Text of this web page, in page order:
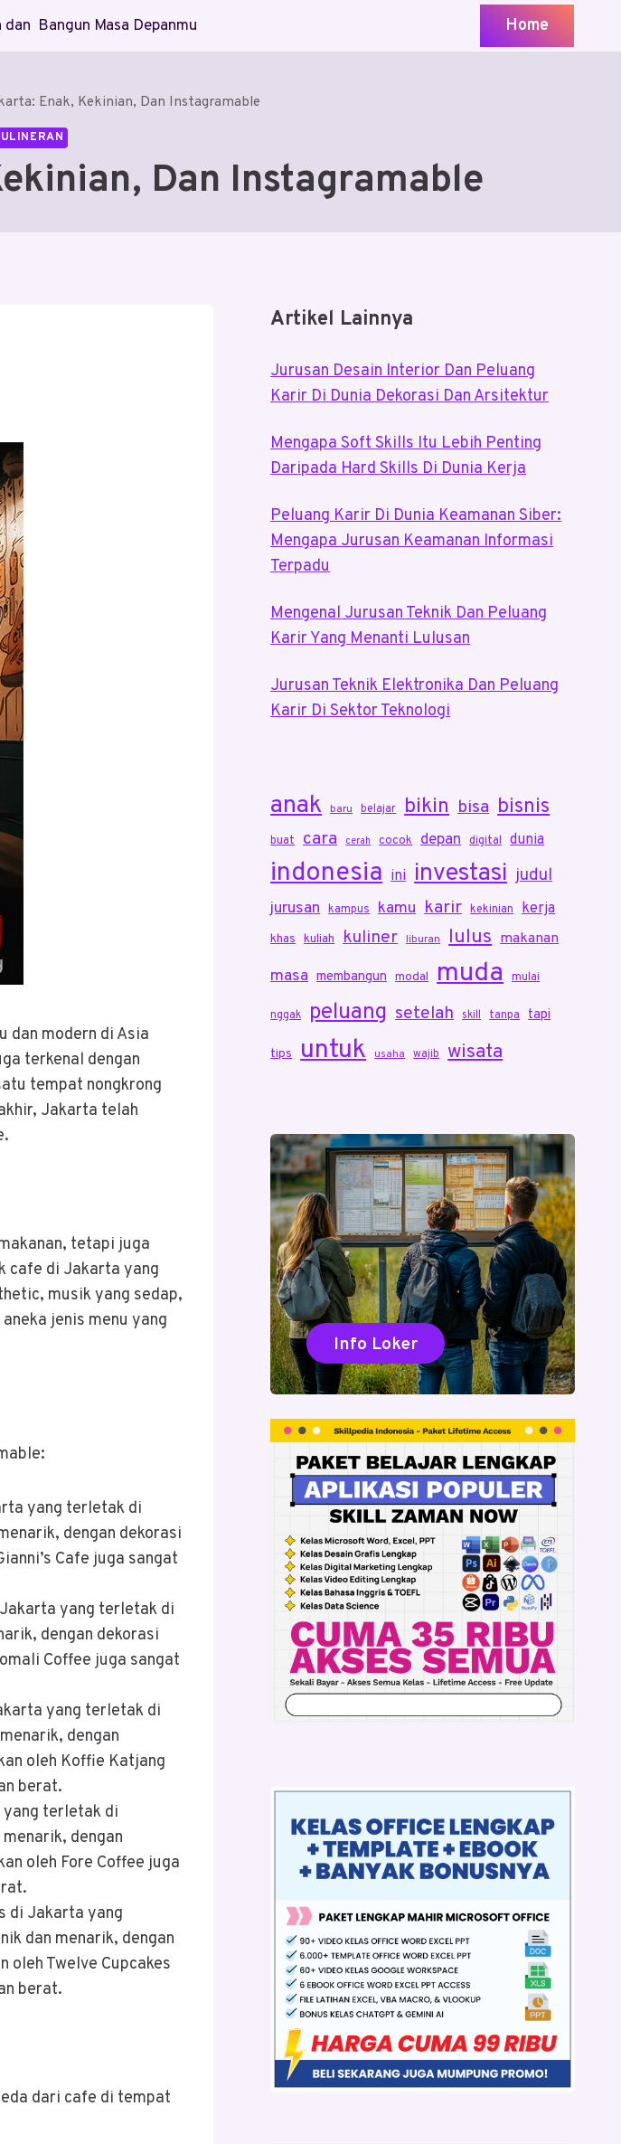
Bangun Masa Depanmu Home
Enak, Kekinian, Dan Instagramable
Dan Instagramable
dan modern di Asia
terkenal dengan
tempat nongkrong
Jakarta telah
tetapi juga
cafe di Jakarta yang
musik yang sedap,
jenis menu yang
yang terletak di
dengan dekorasi
Cafe juga sangat
yang terletak di
dengan dekorasi
Coffee juga sangat
yang terletak di
dengan
oleh Koffie Katjang
berat.
yang terletak di
dengan
oleh Fore Coffee juga
di Jakarta yang
dan menarik, dengan
oleh Twelve Cupcakes
berat.
dari cafe di tempat
Artikel Lainnya
Jurusan Desain Interior Dan Peluang
Karir Di Dunia Dekorasi Dan Arsitektur
Mengapa Soft Skills Itu Lebih Penting
Daripada Hard Skills Di Dunia Kerja
Peluang Karir Di Dunia Keamanan Siber:
Mengapa Jurusan Keamanan Informasi
Terpadu
Mengenal Jurusan Teknik Dan Peluang
Karir Yang Menanti Lulusan
Jurusan Teknik Elektronika Dan Peluang
Karir Di Sektor Teknologi
anak baru belajar bikin bisa bisnis
buat cara cerah cocok depan digital dunia
indonesia ini investasi judul
jurusan kampus kamu karir kekinian kerja
khas kuliah kuliner liburan lulus makanan
masa membangun modal muda mulai
nggak peluang setelah skill tanpa tapi
tips untuk usaha wajib wisata
Info Loker